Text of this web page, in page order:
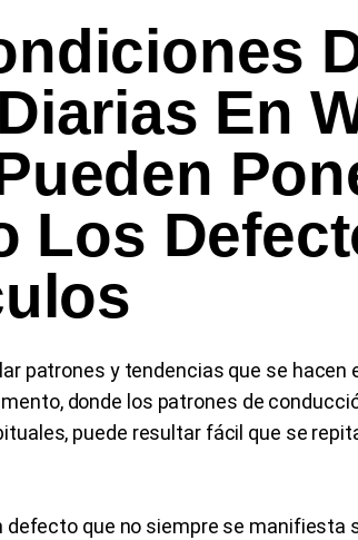
En
Los
patrones y tendencias que se hacen
donde los patrones de
puede resultar fácil que se
defecto que no siempre se manifiesta